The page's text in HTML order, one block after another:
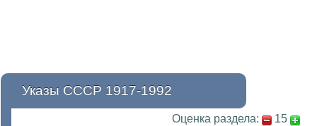
Указы СССР 1917-1992
Оценка раздела:
15